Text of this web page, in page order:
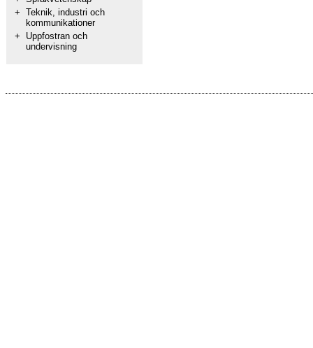
+ Teknik, industri och
kommunikationer
+
Uppfostran och
undervisning